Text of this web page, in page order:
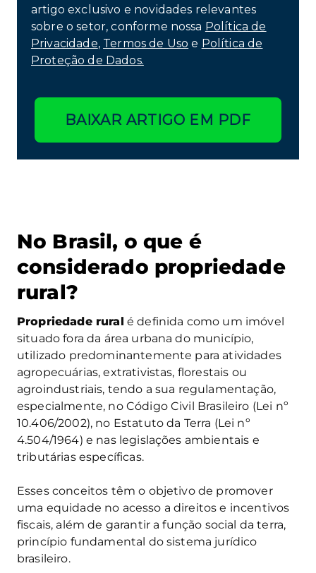
artigo exclusivo e novidades relevantes
sobre o setor, conforme nossa Política de
Privacidade, Termos de Uso e Política de
Proteção de Dados.
BAIXAR ARTIGO EM PDF
No Brasil, o que é
considerado propriedade
rural?
Propriedade rural é definida como um imóvel
situado fora da área urbana do município,
utilizado predominantemente para atividades
agropecuárias, extrativistas, florestais ou
agroindustriais, tendo a sua regulamentação,
especialmente, no Código Civil Brasileiro (Lei nº
10.406/2002), no Estatuto da Terra (Lei nº
4.504/1964) e nas legislações ambientais e
tributárias específicas.
Esses conceitos têm o objetivo de promover
uma equidade no acesso a direitos e incentivos
fiscais, além de garantir a função social da terra,
princípio fundamental do sistema jurídico
brasileiro.